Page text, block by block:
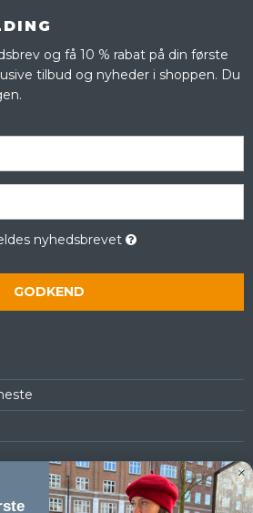
og få 10 % rabat på din første
tilbud og nyheder i shoppen. Du
nyhedsbrevet
GODKEND